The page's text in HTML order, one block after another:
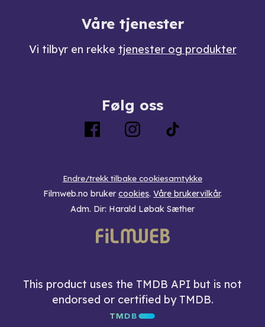
Våre tjenester
Vi tilbyr en rekke tjenester og produkter
Følg oss
Endre/trekk tilbake cookiesamtykke
Filmweb.no bruker cookies. Våre brukervilkår.
Adm. Dir: Harald Løbak Sæther
This product uses the TMDB API but is not
endorsed or certified by TMDB.